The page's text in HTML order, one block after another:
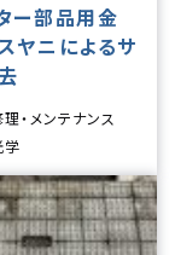
ー部品用金
ヤニによるサ
・メンテナンス
学